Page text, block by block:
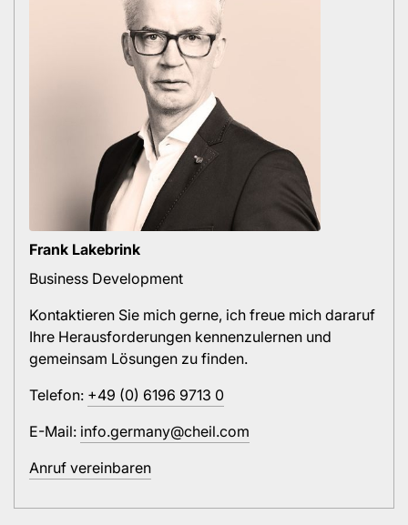
Frank Lakebrink
Business Development
Kontaktieren Sie mich gerne, ich freue mich dararuf
Ihre Herausforderungen kennenzulernen und
gemeinsam Lösungen zu finden.
Telefon: +49 (0) 6196 9713 0
E-Mail: info.germany@cheil.com
Anruf vereinbaren